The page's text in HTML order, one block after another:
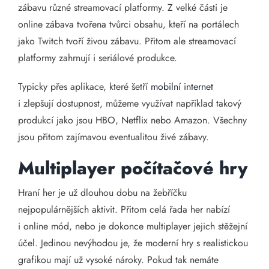
zábavu různé streamovací platformy. Z velké části je
online zábava tvořena tvůrci obsahu, kteří na portálech
jako Twitch tvoří živou zábavu. Přitom ale streamovací
platformy zahrnují i seriálové produkce.
Typicky přes aplikace, které šetří mobilní internet
i zlepšují dostupnost, můžeme využívat například takový
produkcí jako jsou HBO, Netflix nebo Amazon. Všechny
jsou přitom zajímavou eventualitou živé zábavy.
Multiplayer počítačové hry
Hraní her je už dlouhou dobu na žebříčku
nejpopulárnějších aktivit. Přitom celá řada her nabízí
i online mód, nebo je dokonce multiplayer jejich stěžejní
účel. Jedinou nevýhodou je, že moderní hry s realistickou
grafikou mají už vysoké nároky. Pokud tak nemáte